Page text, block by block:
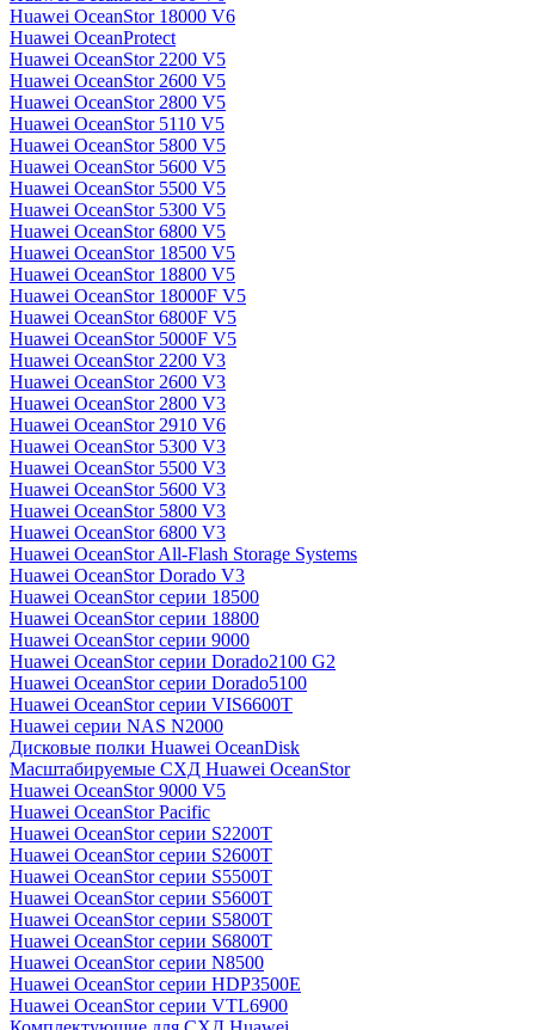
Huawei OceanStor 18000 V6
Huawei OceanProtect
Huawei OceanStor 2200 V5
Huawei OceanStor 2600 V5
Huawei OceanStor 2800 V5
Huawei OceanStor 5110 V5
Huawei OceanStor 5800 V5
Huawei OceanStor 5600 V5
Huawei OceanStor 5500 V5
Huawei OceanStor 5300 V5
Huawei OceanStor 6800 V5
Huawei OceanStor 18500 V5
Huawei OceanStor 18800 V5
Huawei OceanStor 18000F V5
Huawei OceanStor 6800F V5
Huawei OceanStor 5000F V5
Huawei OceanStor 2200 V3
Huawei OceanStor 2600 V3
Huawei OceanStor 2800 V3
Huawei OceanStor 2910 V6
Huawei OceanStor 5300 V3
Huawei OceanStor 5500 V3
Huawei OceanStor 5600 V3
Huawei OceanStor 5800 V3
Huawei OceanStor 6800 V3
Huawei OceanStor All-Flash Storage Systems
Huawei OceanStor Dorado V3
Huawei OceanStor серии 18500
Huawei OceanStor серии 18800
Huawei OceanStor серии 9000
Huawei OceanStor серии Dorado2100 G2
Huawei OceanStor серии Dorado5100
Huawei OceanStor серии VIS6600T
Huawei серии NAS N2000
Дисковые полки Huawei OceanDisk
Масштабируемые СХД Huawei OceanStor
Huawei OceanStor 9000 V5
Huawei OceanStor Pacific
Huawei OceanStor серии S2200T
Huawei OceanStor серии S2600T
Huawei OceanStor серии S5500T
Huawei OceanStor серии S5600T
Huawei OceanStor серии S5800T
Huawei OceanStor серии S6800T
Huawei OceanStor серии N8500
Huawei OceanStor серии HDP3500E
Huawei OceanStor серии VTL6900